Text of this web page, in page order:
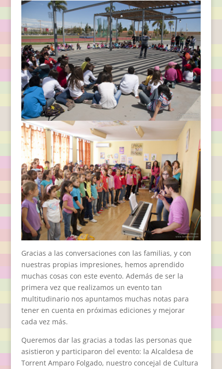
Gracias a las conversaciones con las familias, y con
nuestras propias impresiones, hemos aprendido
muchas cosas con este evento. Además de ser la
primera vez que realizamos un evento tan
multitudinario nos apuntamos muchas notas para
tener en cuenta en próximas ediciones y mejorar
cada vez más.
Queremos dar las gracias a todas las personas que
asistieron y participaron del evento: la Alcaldesa de
Torrent Amparo Folgado, nuestro concejal de Cultura